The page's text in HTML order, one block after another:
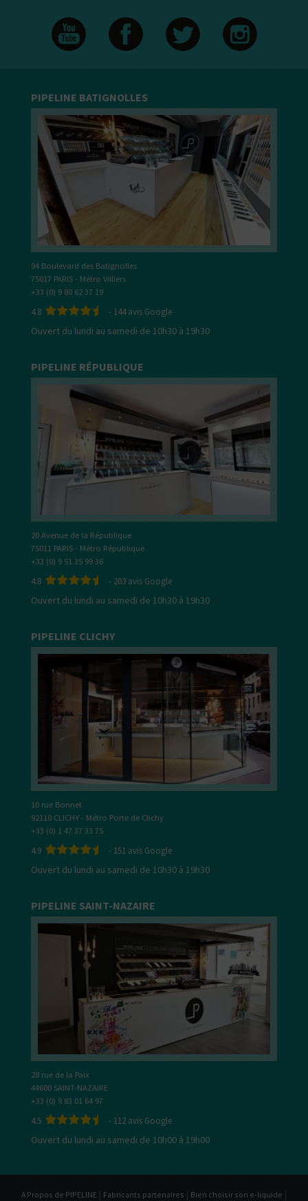
PIPELINE BATIGNOLLES
94 Boulevard des Batignolles
75017 PARIS - Métro Villiers
+33 (0) 9 80 62 37 19
4.8 - 144avis Google
Ouvert du lundi au samedi de 10h30 à 19h30
PIPELINE RÉPUBLIQUE
20 Avenue de la République
75011 PARIS - Métro République
+33 (0) 9 51 35 99 36
4.8 - 203 avis Google
Ouvert du lundi au samedi de 10h30 à 19h30
PIPELINE CLICHY
10 rue Bonnet
92110 CLICHY - Métro Porte de Clichy
+33 (0) 1 47 37 33 75
4.9 - 151 avis Google
Ouvert du lundi au samedi de 10h30 à 19h30
PIPELINE SAINT-NAZAIRE
28 rue de la Paix
44600 SAINT-NAZAIRE
+33 (0) 9 83 01 64 97
4.5 - 112 avis Google
Ouvert du lundi au samedi de 10h00 à 19h00
A Propos de PIPELINE | Fabricants partenaires | Bien choisir son e-liquide |